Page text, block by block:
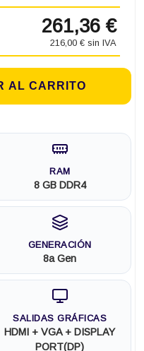
261,36 €
216,00 € sin IVA
AL CARRITO
RAM
8 GB DDR4
GENERACIÓN
8a Gen
SALIDAS GRÁFICAS
HDMI + VGA + DISPLAY
PORT(DP)